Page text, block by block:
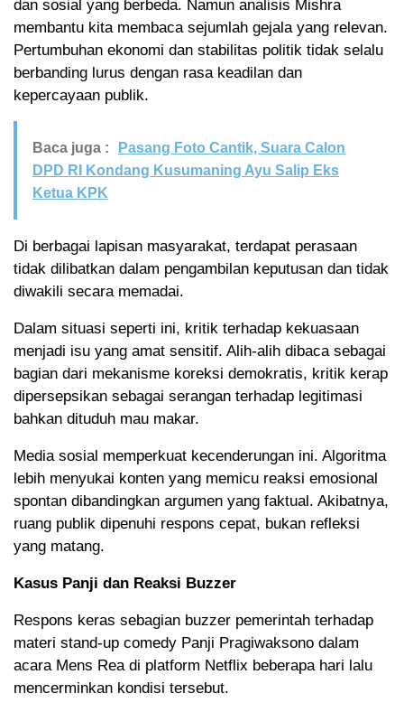
dan sosial yang berbeda. Namun analisis Mishra
membantu kita membaca sejumlah gejala yang relevan.
Pertumbuhan ekonomi dan stabilitas politik tidak selalu
berbanding lurus dengan rasa keadilan dan
kepercayaan publik.
Baca juga :
Pasang Foto Cantik, Suara Calon
DPD RI Kondang Kusumaning Ayu Salip Eks
Ketua KPK
Di berbagai lapisan masyarakat, terdapat perasaan
tidak dilibatkan dalam pengambilan keputusan dan tidak
diwakili secara memadai.
Dalam situasi seperti ini, kritik terhadap kekuasaan
menjadi isu yang amat sensitif. Alih-alih dibaca sebagai
bagian dari mekanisme koreksi demokratis, kritik kerap
dipersepsikan sebagai serangan terhadap legitimasi
bahkan dituduh mau makar.
Media sosial memperkuat kecenderungan ini. Algoritma
lebih menyukai konten yang memicu reaksi emosional
spontan dibandingkan argumen yang faktual. Akibatnya,
ruang publik dipenuhi respons cepat, bukan refleksi
yang matang.
Kasus Panji dan Reaksi Buzzer
Respons keras sebagian buzzer pemerintah terhadap
materi stand-up comedy Panji Pragiwaksono dalam
acara Mens Rea di platform Netflix beberapa hari lalu
mencerminkan kondisi tersebut.